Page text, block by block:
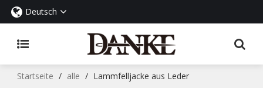
Deutsch
Startseite / alle / Lammfelljacke aus Leder